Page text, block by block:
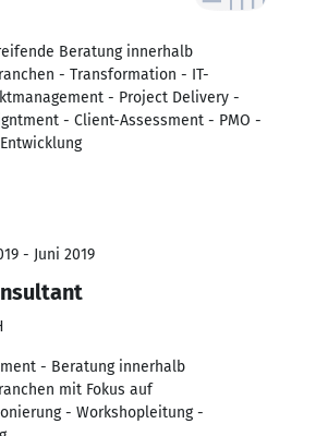
Beratung innerhalb
- Transformation - IT-
- Project Delivery -
- Client-Assessment - PMO -
- Juni 2019
- Beratung innerhalb
mit Fokus auf
- Workshopleitung -